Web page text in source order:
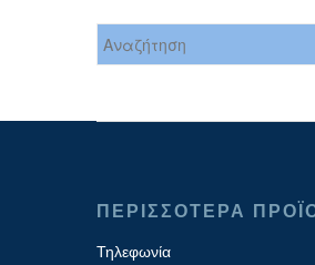
ΠΕΡΙΣΣΟΤΕΡΑ
Τηλεφωνία